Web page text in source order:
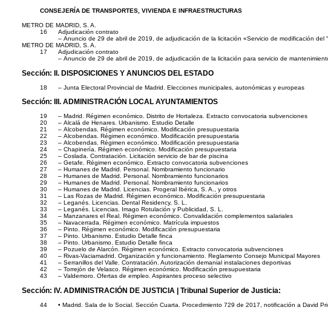
CONSEJERÍA DE TRANSPORTES, VIVIENDA E INFRAESTRUCTURAS
METRO DE MADRID, S. A.
16
Adjudicación contrato
– Anuncio de 29 de abril de 2019, de adjudicación de la licitación «Servicio de modificación
METRO DE MADRID, S. A.
17
Adjudicación contrato
– Anuncio de 29 de abril de 2019, de adjudicación de la licitación para servicio de
Sección: II. DISPOSICIONES Y ANUNCIOS DEL ESTADO
18 – Junta Electoral Provincial de Madrid. Elecciones municipales, autonómicas y europeas
Sección: III. ADMINISTRACIÓN LOCAL AYUNTAMIENTOS
19
– Madrid. Régimen económico. Distrito de Hortaleza. Extracto convocatoria subvenciones
20
– Alcalá de Henares. Urbanismo. Estudio Detalle
21
– Alcobendas. Régimen económico. Modificación presupuestaria
22
– Alcobendas. Régimen económico. Modificación presupuestaria
23
– Alcobendas. Régimen económico. Modificación presupuestaria
24
– Chapinería. Régimen económico. Modificación presupuestaria
25
– Coslada. Contratación. Licitación servicio de bar de piscina
26
– Getafe. Régimen económico. Extracto convocatoria subvenciones
27
– Humanes de Madrid. Personal. Nombramiento funcionario
28
– Humanes de Madrid. Personal. Nombramiento funcionarios
29
– Humanes de Madrid. Personal. Nombramiento funcionarios
30
– Humanes de Madrid. Licencias. Progeral Ibérica, S. A., y otros
31
– Las Rozas de Madrid. Régimen económico. Modificación presupuestaria
32
– Leganés. Licencias. Dental Residency, S. L.
33
– Leganés. Licencias. Imago Rotulación y Publicidad, S. L.
34
– Manzanares el Real. Régimen económico. Convalidación complementos salariales
35
– Navacerrada. Régimen económico. Matrícula impuestos
36
– Pinto. Régimen económico. Modificación presupuestaria
37
– Pinto. Urbanismo. Estudio Detalle finca
38
– Pinto. Urbanismo. Estudio Detalle finca
39
– Pozuelo de Alarcón. Régimen económico. Extracto convocatoria subvenciones
40
– Rivas-Vaciamadrid. Organización y funcionamiento. Reglamento Consejo Municipal Mayores
41
– Serranillos del Valle. Contratación. Autorización demanial instalaciones deportivas
42
– Torrejón de Velasco. Régimen económico. Modificación presupuestaria
43
– Valdemoro. Ofertas de empleo. Aspirantes proceso selectivo
Sección: IV. ADMINISTRACIÓN DE JUSTICIA | Tribunal Superior de Justicia:
44 • Madrid. Sala de lo Social. Sección Cuarta. Procedimiento 729 de 2017, notificación a David